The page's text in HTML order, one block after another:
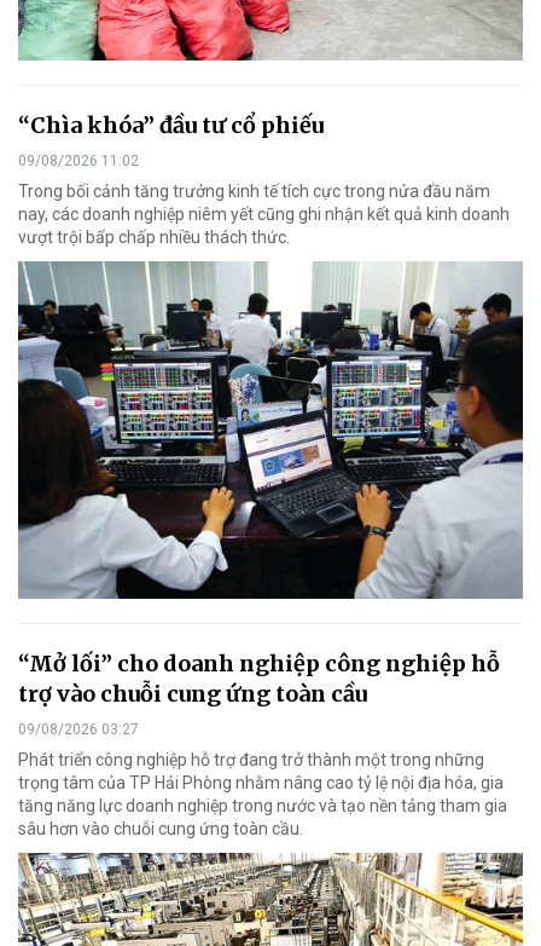
“Chìa khóa” đầu tư cổ phiếu
09/08/2026 11:02
Trong bối cảnh tăng trưởng kinh tế tích cực trong nửa đầu năm
nay, các doanh nghiệp niêm yết cũng ghi nhận kết quả kinh doanh
vượt trội bấp chấp nhiều thách thức.
“Mở lối” cho doanh nghiệp công nghiệp hỗ
trợ vào chuỗi cung ứng toàn cầu
09/08/2026 03:27
Phát triển công nghiệp hỗ trợ đang trở thành một trong những
trọng tâm của TP Hải Phòng nhằm nâng cao tỷ lệ nội địa hóa, gia
tăng năng lực doanh nghiệp trong nước và tạo nền tảng tham gia
sâu hơn vào chuỗi cung ứng toàn cầu.